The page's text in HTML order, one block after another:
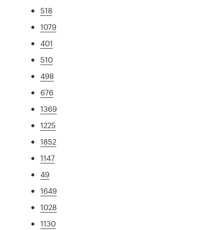
518
1079
401
510
498
676
1369
1225
1852
1147
49
1649
1028
1130